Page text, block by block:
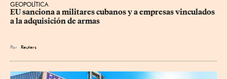
GEOPOLÍTICA
EU sanciona a militares cubanos y a empresas vinculados
a la adquisición de armas
Por Reuters